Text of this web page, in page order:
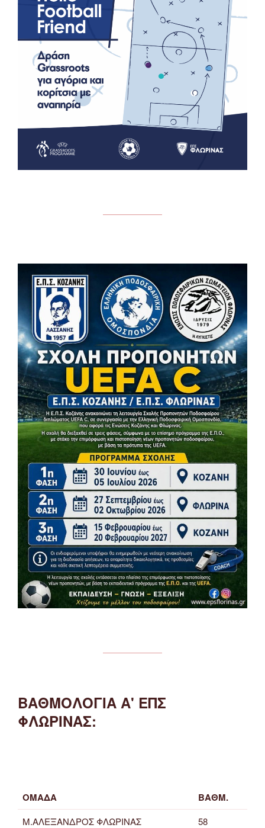
ΒΑΘΜΟΛΟΓΙΑ Α' ΕΠΣ
ΦΛΩΡΙΝΑΣ:
ΟΜΑΔΑ ΒΑΘΜ.
Μ.ΑΛΕΞΑΝΔΡΟΣ ΦΛΩΡΙΝΑΣ
58